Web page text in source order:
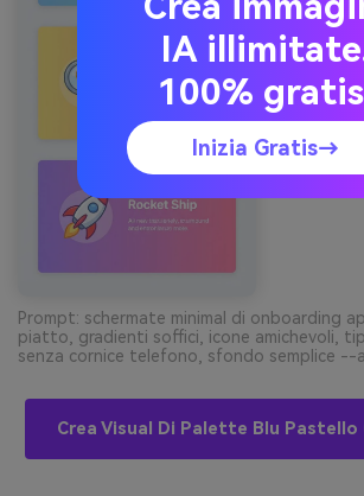
Prompt: schermate minimal di onboarding
piatto, gradienti soffici, icone amichevoli,
senza cornice telefono, sfondo semplice --
Crea Visual Di Palette Blu Pastello
IA
100%
Inizia Gratis→